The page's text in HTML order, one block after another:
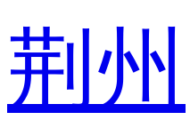
荆州